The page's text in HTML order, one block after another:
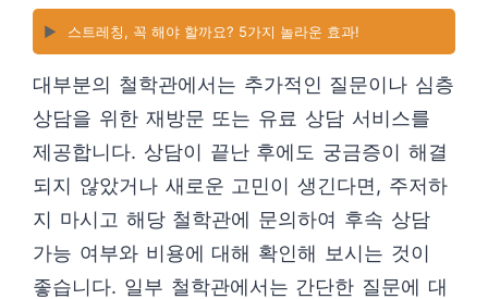
▶️ 스트레칭, 꼭 해야 할까요? 5가지 놀라운 효과!
대부분의 철학관에서는 추가적인 질문이나 심층
상담을 위한 재방문 또는 유료 상담 서비스를
제공합니다. 상담이 끝난 후에도 궁금증이 해결
되지 않았거나 새로운 고민이 생긴다면, 주저하
지 마시고 해당 철학관에 문의하여 후속 상담
가능 여부와 비용에 대해 확인해 보시는 것이
좋습니다. 일부 철학관에서는 간단한 질문에 대